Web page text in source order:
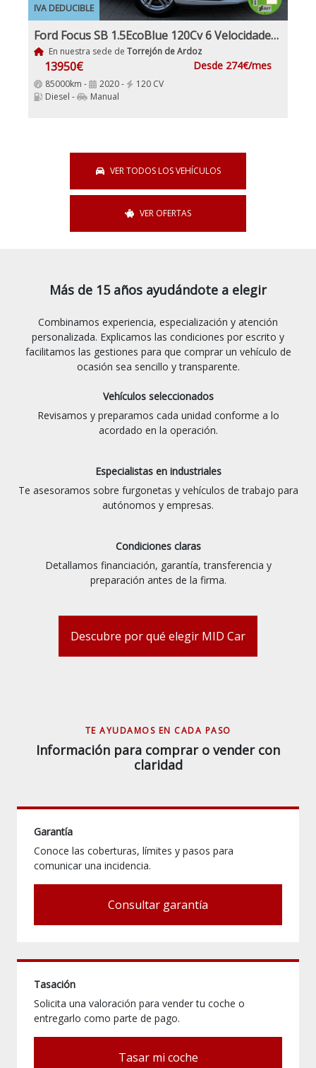
IVA DEDUCIBLE
Ford Focus SB 1.5EcoBlue 120Cv 6 Velocidades 5 Puertas, Etiqueta Medioambiental C IVA y garantía Inc Nacional
En nuestra sede de Torrejón de Ardoz
13950€ Desde 274€/mes
85000km - 2020 -
120 CV
Diesel -
Manual
VER TODOS LOS VEHÍCULOS
VER OFERTAS
Más de 15 años ayudándote a elegir
Combinamos experiencia, especialización y atención
personalizada. Explicamos las condiciones por escrito y
facilitamos las gestiones para que comprar un vehículo de
ocasión sea sencillo y transparente.
Vehículos seleccionados
Revisamos y preparamos cada unidad conforme a lo
acordado en la operación.
Especialistas en industriales
Te asesoramos sobre furgonetas y vehículos de trabajo para
autónomos y empresas.
Condiciones claras
Detallamos financiación, garantía, transferencia y
preparación antes de la firma.
Descubre por qué elegir MID Car
TE AYUDAMOS EN CADA PASO
Información para comprar o vender con
claridad
Garantía
Conoce las coberturas, límites y pasos para
comunicar una incidencia.
Consultar garantía
Tasación
Solicita una valoración para vender tu coche o
entregarlo como parte de pago.
Tasar mi coche